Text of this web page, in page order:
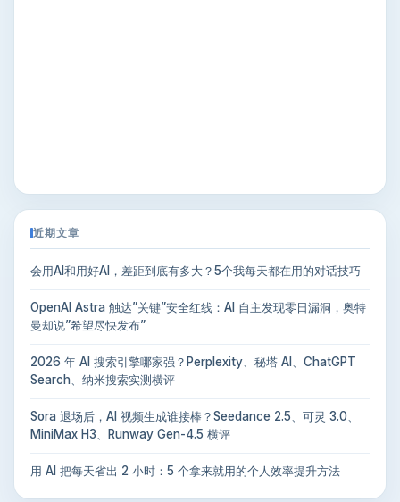
近期文章
会用AI和用好AI，差距到底有多大？5个我每天都在用的对话技巧
OpenAI Astra 触达”关键”安全红线：AI 自主发现零日漏洞，奥特
曼却说”希望尽快发布”
2026 年 AI 搜索引擎哪家强？Perplexity、秘塔 AI、ChatGPT
Search、纳米搜索实测横评
Sora 退场后，AI 视频生成谁接棒？Seedance 2.5、可灵 3.0、
MiniMax H3、Runway Gen-4.5 横评
用 AI 把每天省出 2 小时：5 个拿来就用的个人效率提升方法